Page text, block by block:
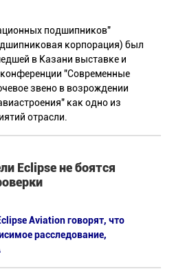
подшипников"
корпорация) был
в Казани выставке и
"Современные
звено в возрождении
как одно из
отрасли.
Eclipse не боятся
Aviation говорят, что
расследование,